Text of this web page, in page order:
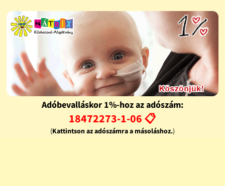
Adóbevalláskor 1%-hoz az adószám:
18472273-1-06 📋
(Kattintson az adószámra a másoláshoz.)